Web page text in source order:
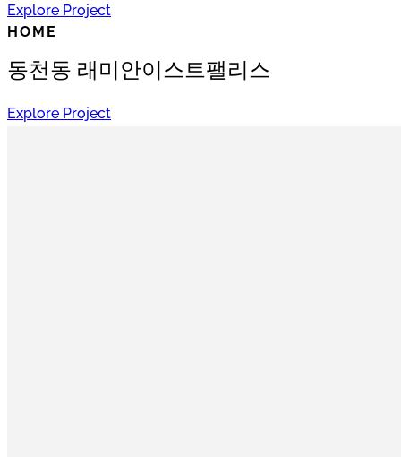
Explore Project
HOME
동천동 래미안이스트팰리스
Explore Project